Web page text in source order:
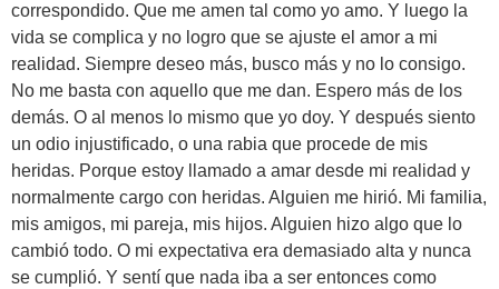
correspondido. Que me amen tal como yo amo. Y luego la
vida se complica y no logro que se ajuste el amor a mi
realidad. Siempre deseo más, busco más y no lo consigo.
No me basta con aquello que me dan. Espero más de los
demás. O al menos lo mismo que yo doy. Y después siento
un odio injustificado, o una rabia que procede de mis
heridas. Porque estoy llamado a amar desde mi realidad y
normalmente cargo con heridas. Alguien me hirió. Mi familia,
mis amigos, mi pareja, mis hijos. Alguien hizo algo que lo
cambió todo. O mi expectativa era demasiado alta y nunca
se cumplió. Y sentí que nada iba a ser entonces como